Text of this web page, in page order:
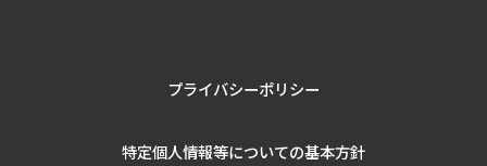
プライバシーポリシー
特定個人情報等についての基本方針